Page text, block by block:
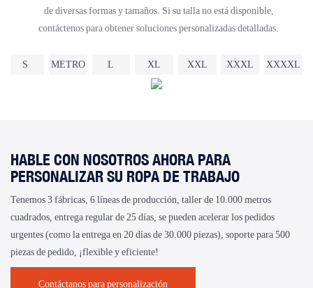
de diversas formas y tamaños. Si su talla no está disponible,
contáctenos para obtener soluciones personalizadas detalladas.
S METRO L XL XXL XXXL XXXXL
HABLE CON NOSOTROS AHORA PARA
PERSONALIZAR SU ROPA DE TRABAJO
Tenemos 3 fábricas, 6 líneas de producción, taller de 10.000 metros
cuadrados, entrega regular de 25 días, se pueden acelerar los pedidos
urgentes (como la entrega en 20 días de 30.000 piezas), soporte para 500
piezas de pedido, ¡flexible y eficiente!
Contáctanos para personalización